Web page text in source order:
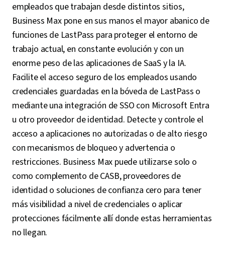
empleados que trabajan desde distintos sitios,
Business Max pone en sus manos el mayor abanico de
funciones de LastPass para proteger el entorno de
trabajo actual, en constante evolución y con un
enorme peso de las aplicaciones de SaaS y la IA.
Facilite el acceso seguro de los empleados usando
credenciales guardadas en la bóveda de LastPass o
mediante una integración de SSO con Microsoft Entra
u otro proveedor de identidad. Detecte y controle el
acceso a aplicaciones no autorizadas o de alto riesgo
con mecanismos de bloqueo y advertencia o
restricciones. Business Max puede utilizarse solo o
como complemento de CASB, proveedores de
identidad o soluciones de confianza cero para tener
más visibilidad a nivel de credenciales o aplicar
protecciones fácilmente allí donde estas herramientas
no llegan.